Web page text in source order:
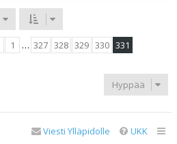
1 … 327 328 329 330 331
Hyppää
UKK
Viesti Ylläpidolle